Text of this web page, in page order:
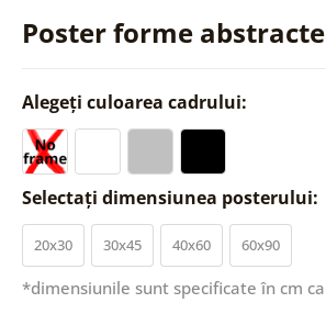
Poster forme
Alegeți culoarea cadrului:
Selectați dimensiunea posterului:
20x30 30x45 40x60 60x90
*dimensiunile sunt specificate în cm